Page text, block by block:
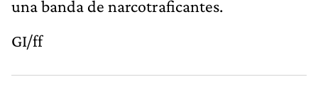
una banda de narcotraficantes.
GI/ff